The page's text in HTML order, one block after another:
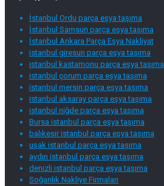
İstanbul Ordu parça eşya taşıma
İstanbul Samsun parça eşya taşıma
İstanbul Ankara Parça Eşya Nakliyat
istanbul giresun parça eşya taşıma
istanbul kastamonu parça eşya taşıma
istanbul çorum parça eşya taşıma
istanbul mersin parça eşya taşıma
istanbul aksaray parça eşya taşıma
istanbul niğde parça eşya taşıma
Bursa istanbul parça eşya taşıma
balıkesir istanbul parça eşya taşıma
uşak istanbul parça eşya taşıma
aydın istanbul parça eşya taşıma
denizli istanbul parça eşya taşıma
Soğanlık Nakliye Firmaları